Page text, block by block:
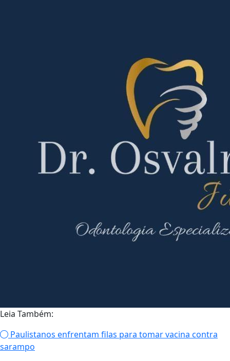
Leia Também:
Paulistanos enfrentam filas para tomar vacina contra
sarampo